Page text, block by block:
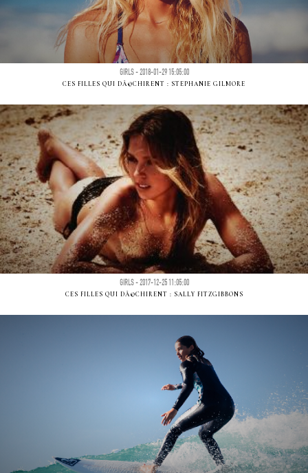
GIRLS - 2018-01-29 15:05:00
CES FILLES QUI DÃ©CHIRENT : STEPHANIE GILMORE
GIRLS - 2017-12-25 11:05:00
CES FILLES QUI DÃ©CHIRENT : SALLY FITZGIBBONS